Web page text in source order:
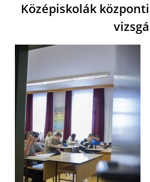
Középiskolák